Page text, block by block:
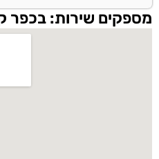
מספקים שירות: בכפר